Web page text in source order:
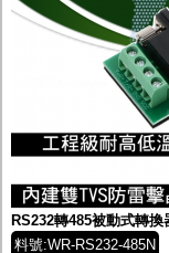
RS232轉485被動式轉換
料號:WR-RS232-485N